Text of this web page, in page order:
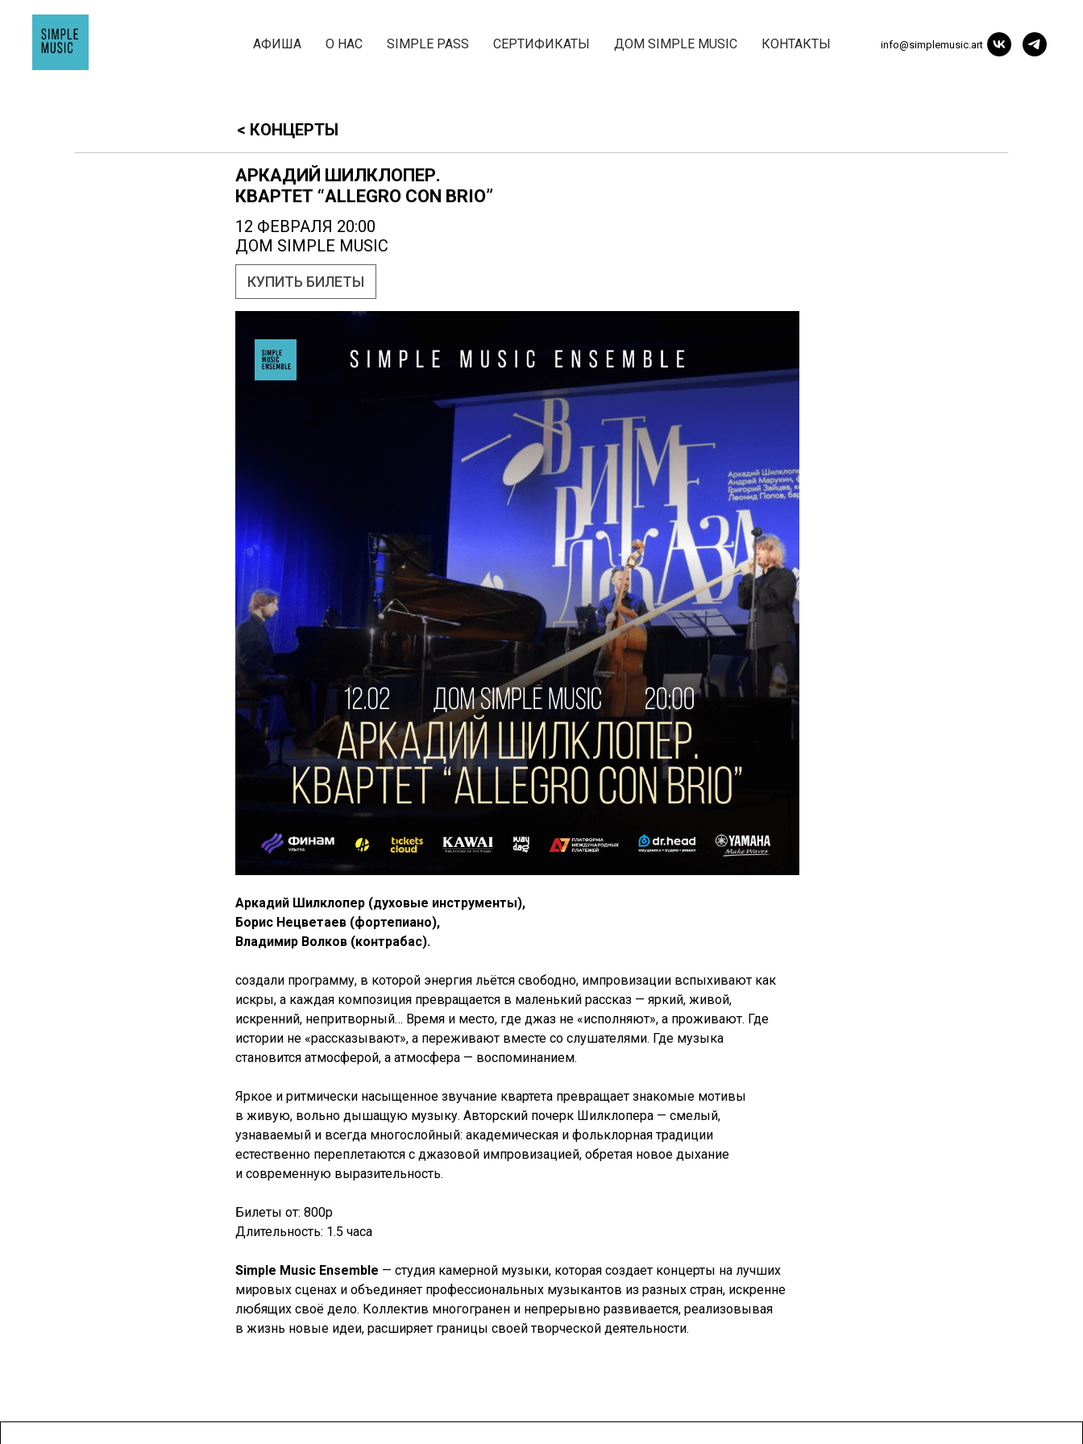
АФИША О НАС SIMPLE PASS СЕРТИФИКАТЫ ДОМ SIMPLE MUSIC КОНТАКТЫ info@simplemusic.art
12 ФЕВРАЛЯ 20:00
ДОМ SIMPLE MUSIC
Аркадий Шилклопер (духовые инструменты),
Борис Нецветаев (фортепиано),
Владимир Волков (контрабас).
создали программу, в которой энергия льётся свободно, импровизации вспыхивают как
искры, а каждая композиция превращается в маленький рассказ — яркий, живой,
искренний, непритворный… Время и место, где джаз не «исполняют», а проживают. Где
истории не «рассказывают», а переживают вместе со слушателями. Где музыка
становится атмосферой, а атмосфера — воспоминанием.
Яркое и ритмически насыщенное звучание квартета превращает знакомые мотивы
в живую, вольно дышащую музыку. Авторский почерк Шилклопера — смелый,
узнаваемый и всегда многослойный: академическая и фольклорная традиции
естественно переплетаются с джазовой импровизацией, обретая новое дыхание
и современную выразительность.
Билеты от: 800р
Длительность: 1.5 часа
Simple Music Ensemble — студия камерной музыки, которая создает концерты на лучших
мировых сценах и объединяет профессиональных музыкантов из разных стран, искренне
любящих своё дело. Коллектив многогранен и непрерывно развивается, реализовывая
в жизнь новые идеи, расширяет границы своей творческой деятельности.
< КОНЦЕРТЫ
АРКАДИЙ ШИЛКЛОПЕР.
КВАРТЕТ “ALLEGRO CON BRIO”
КУПИТЬ БИЛЕТЫ